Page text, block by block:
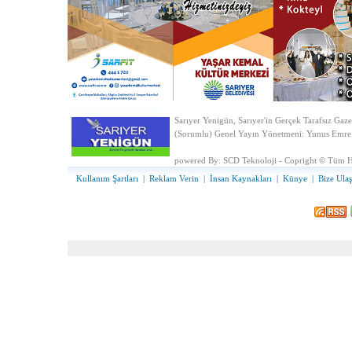
Sarıyer Yenigün, Sarıyer'in Gerçek Tarafsız
(Sorumlu) Genel Yayın Yönetmeni: Yunus
powered By: SCD Teknoloji - Copright © Tüm
Kullanım Şartları Reklam Verin İnsan Kaynakları Künye Bize